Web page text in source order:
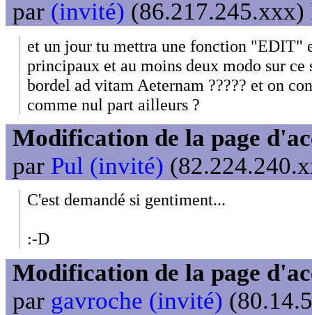
par (invité) (86.217.245.xxx)
et un jour tu mettra une fonction "EDIT"
principaux et au moins deux modo sur ce
bordel ad vitam Aeternam ????? et on
comme nul part ailleurs ?
Modification de la page
par Pul (invité)
C'est demandé si gentiment...
:-D
Modification de la page
par gavroche (invité)